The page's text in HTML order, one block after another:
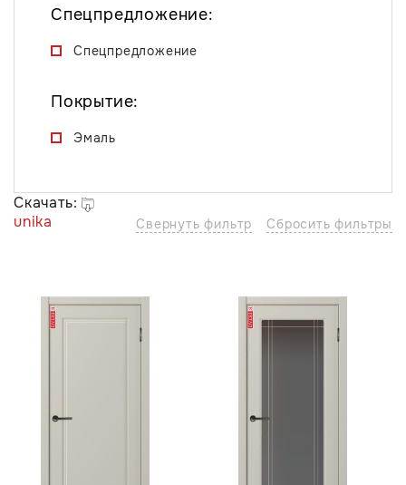
Спецпредложение:
Спецпредложение
Покрытие:
Эмаль
Сбросить фильтры
Свернуть фильтр
Скачать:
unika